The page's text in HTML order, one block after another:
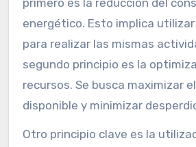
energético. Esto implica
para realizar las mismas
segundo principio es la
recursos. Se busca maximizar
disponible y minimizar
Otro principio clave es la